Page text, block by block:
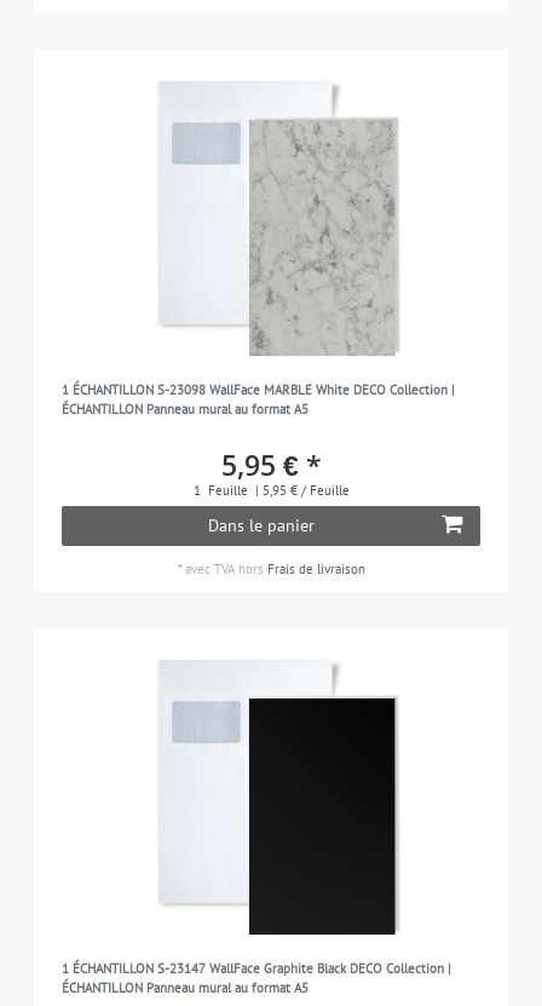
1 ÉCHANTILLON S-23098 WallFace MARBLE White DECO Collection |
ÉCHANTILLON Panneau mural au format A5
5,95 € *
1 Feuille | 5,95 € / Feuille
Dans le panier
*avec TVAhors Frais de livraison
1 ÉCHANTILLON S-23147 WallFace Graphite Black DECO Collection |
ÉCHANTILLON Panneau mural au format A5